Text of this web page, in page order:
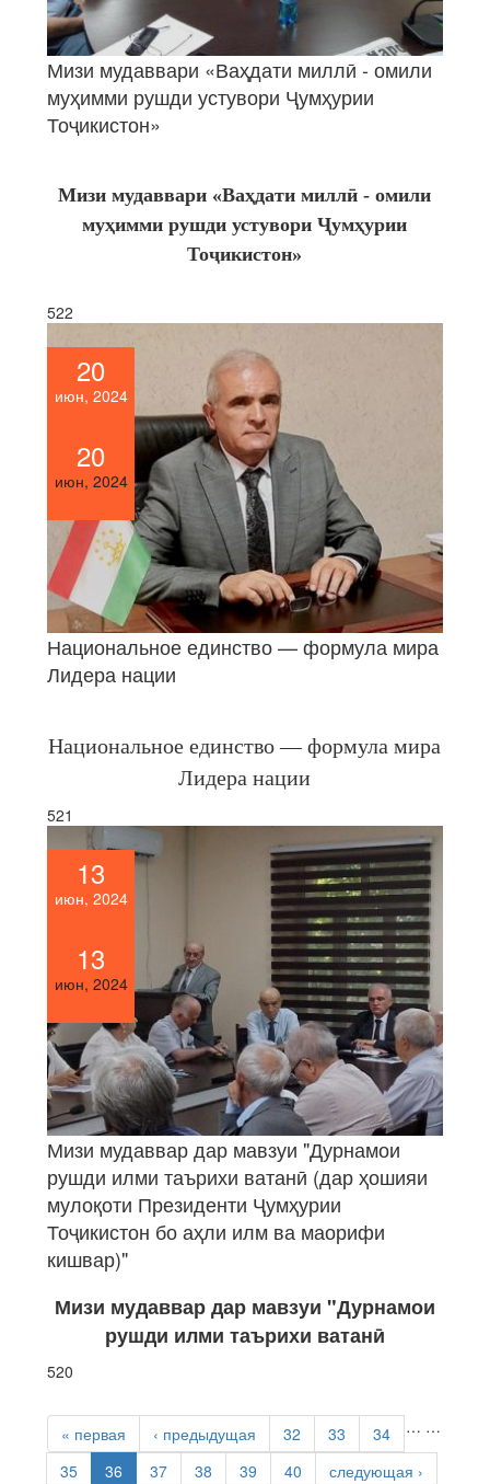
Мизи мудаввари «Ваҳдати миллӣ - омили
муҳимми рушди устувори Ҷумҳурии
Тоҷикистон»
Мизи мудаввари «Ваҳдати миллӣ - омили
муҳимми рушди устувори Ҷумҳурии
Тоҷикистон»
522
20
июн, 2024
20
июн, 2024
Национальное единство — формула мира
Лидера нации
Национальное единство — формула мира
Лидера нации
521
13
июн, 2024
13
июн, 2024
Мизи мудаввар дар мавзуи "Дурнамои
рушди илми таърихи ватанӣ (дар ҳошияи
мулоқоти Президенти Ҷумҳурии
Тоҷикистон бо аҳли илм ва маорифи
кишвар)"
Мизи мудаввар дар мавзуи "Дурнамои
рушди илми таърихи ватанӣ
520
СТРАНИЦЫ
« первая ‹ предыдущая …
32 33
34
35
36 37 38 39 40
…
следующая ›